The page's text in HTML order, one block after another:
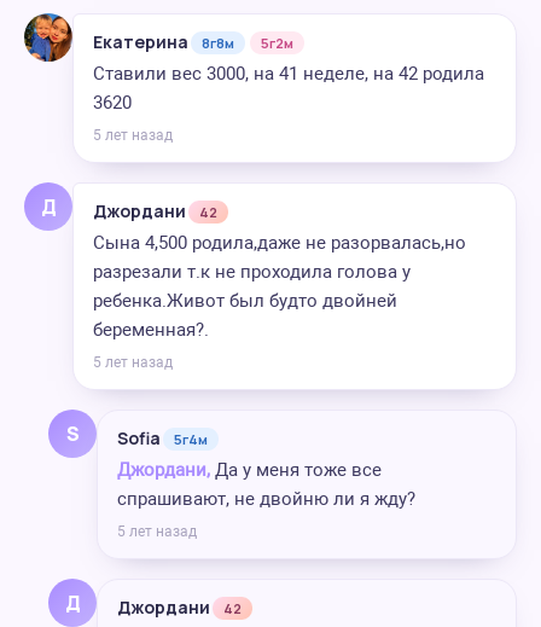
Екатерина 8г8м 5г2м
Ставили вес 3000, на 41 неделе, на 42 родила
3620
5 лет назад
Д Джордани 42
Сына 4,500 родила,даже не разорвалась,но
разрезали т.к не проходила голова у
ребенка.Живот был будто двойней
беременная?.
5 лет назад
S Sofia 5г4м
Джордани, Да у меня тоже все
спрашивают, не двойню ли я жду?
5 лет назад
Д Джордани 42